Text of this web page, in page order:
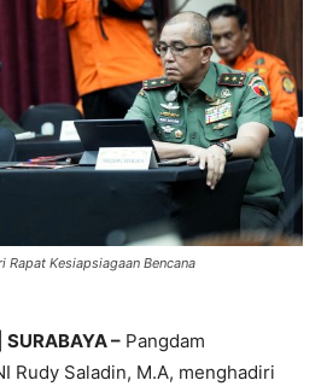
Rapat Kesiapsiagaan Bencana
– Pangdam
Rudy Saladin, M.A, menghadiri